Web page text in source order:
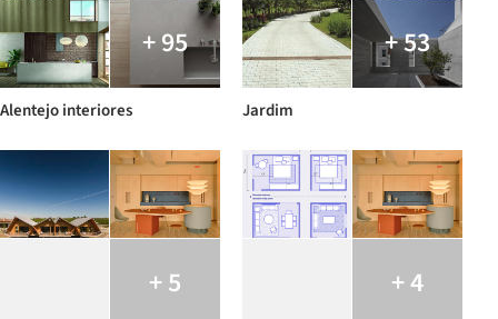
+ 95
Alentejo interiores
+ 53
Jardim
+ 5 + 4